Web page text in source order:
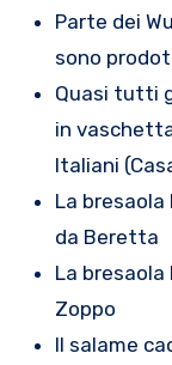
Parte dei
sono
Quasi tutti
in
Italiani
La
da Beretta
La bresaola
Zoppo
Il salame